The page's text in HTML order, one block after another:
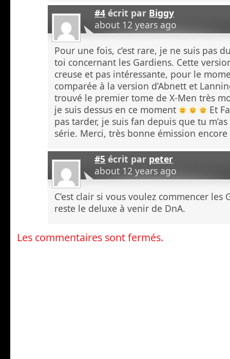
#4 écrit par Biggy
about 12 years ago
Pour une fois, c’est rare, je ne suis pas
toi concernant les Gardiens. Cette
creuse et pas intéressante, pour le
comparée à la version d’Abnett et
trouvé le premier tome de X-Men très
je suis dessus en ce moment
Et
pas tarder, je suis fan depuis que tu
série. Merci, très bonne émission
#5 écrit par peter
about 12 years ago
C’est clair si vous voulez commencer les
reste le deluxe à venir de DnA.
Les commentaires sont fermés.